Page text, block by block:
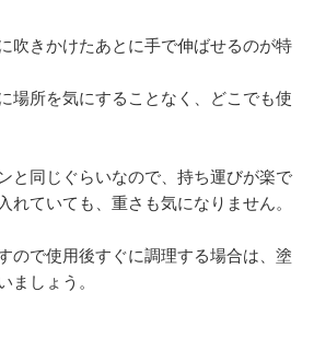
吹きかけたあとに手で伸ばせるのが特
場所を気にすることなく、どこでも使
と同じぐらいなので、持ち運びが楽で
れていても、重さも気になりません。
ので使用後すぐに調理する場合は、塗
ましょう。